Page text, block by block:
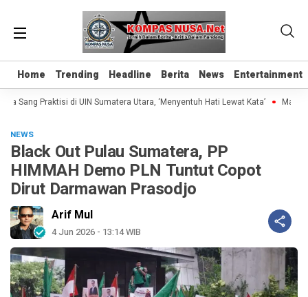
Home Trending Headline Berita News Entertainment
Home Trending Headline Berita News Entertainment
Sang Praktisi di UIN Sumatera Utara, ‘Menyentuh Hati Lewat Kata’
NEWS
Black Out Pulau Sumatera, PP
HIMMAH Demo PLN Tuntut Copot
Dirut Darmawan Prasodjo
Arif Mul
4 Jun 2026 - 13:14 WIB